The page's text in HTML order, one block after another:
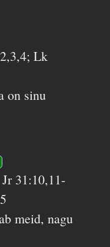
Lk
on sinu
31:10,11-
meid, nagu